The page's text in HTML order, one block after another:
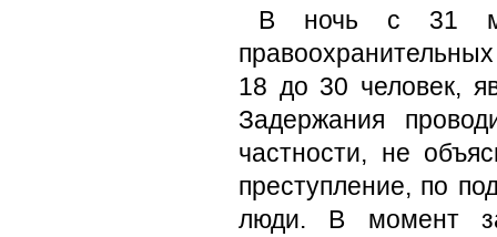
В ночь с 31
18 до 30 человек,
Задержания
частности, не
преступление, по
люди. В момент